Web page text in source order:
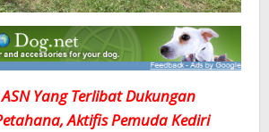
Yang Terlibat Dukungan
Aktifis Pemuda Kediri